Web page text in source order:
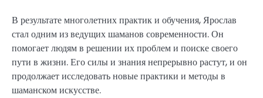
В результате многолетних практик и обучения, Ярослав
стал одним из ведущих шаманов современности. Он
помогает людям в решении их проблем и поиске своего
пути в жизни. Его силы и знания непрерывно растут, и он
продолжает исследовать новые практики и методы в
шаманском искусстве.